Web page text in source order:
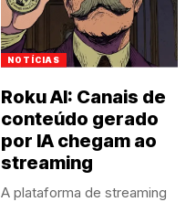
NOTÍCIAS
Roku AI: Canais de
conteúdo gerado
por IA chegam ao
streaming
A plataforma de streaming